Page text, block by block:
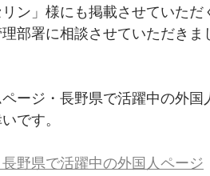
ン」様にも掲載させていただ
部署に相談させていただきま
ージ・長野県で活躍中の外国
です。
野県で活躍中の外国人ページ